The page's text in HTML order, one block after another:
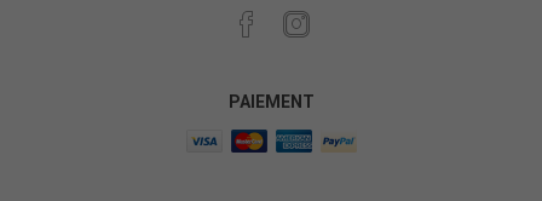
PAIEMENT